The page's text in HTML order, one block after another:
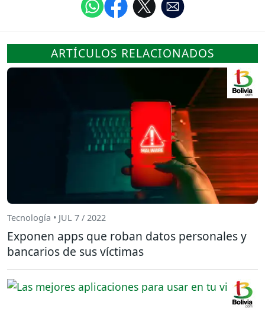
ARTÍCULOS RELACIONADOS
Tecnología • JUL 7 / 2022
Exponen apps que roban datos personales y
bancarios de sus víctimas